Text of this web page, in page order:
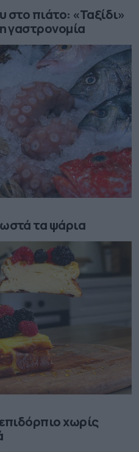
στο πιάτο: «Ταξίδι»
γαστρονομία
τα ψάρια
χωρίς